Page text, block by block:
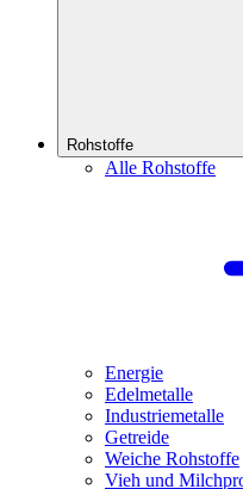
Rohstoffe
Alle Rohstoffe
Energie
Edelmetalle
Industriemetalle
Getreide
Weiche Rohstoffe
Vieh und